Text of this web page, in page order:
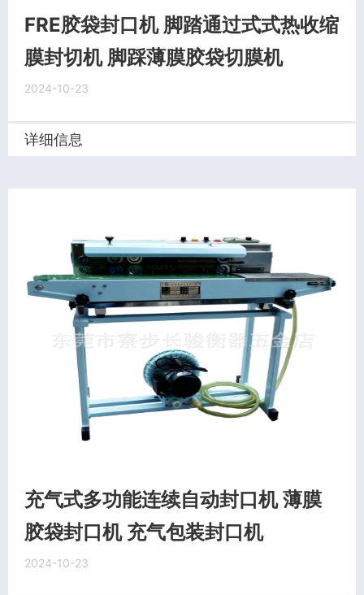
FRE胶袋封口机 脚踏通过式式热收缩
膜封切机 脚踩薄膜胶袋切膜机
2024-10-23
详细信息
充气式多功能连续自动封口机 薄膜
胶袋封口机 充气包装封口机
2024-10-23